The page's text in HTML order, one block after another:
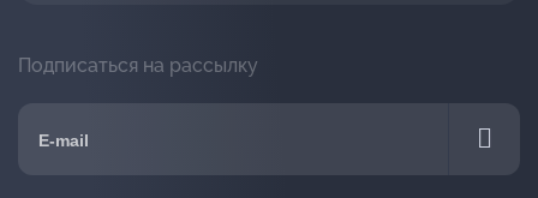
Подписаться на рассылку